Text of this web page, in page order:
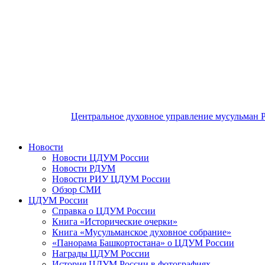
Центральное духовное управление мусульман
Новости
Новости ЦДУМ России
Новости РДУМ
Новости РИУ ЦДУМ России
Обзор СМИ
ЦДУМ России
Справка о ЦДУМ России
Книга «Исторические очерки»
Книга «Мусульманское духовное собрание»
«Панорама Башкортостана» о ЦДУМ России
Награды ЦДУМ России